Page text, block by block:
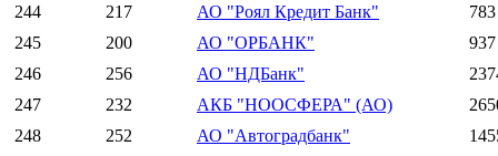
244
217 АО "Роял Кредит Банк"
783
245
200 АО "ОРБАНК"
937
246
256 АО "НДБанк"
247
232 АКБ "НООСФЕРА" (АО)
248
252 АО "Автоградбанк"